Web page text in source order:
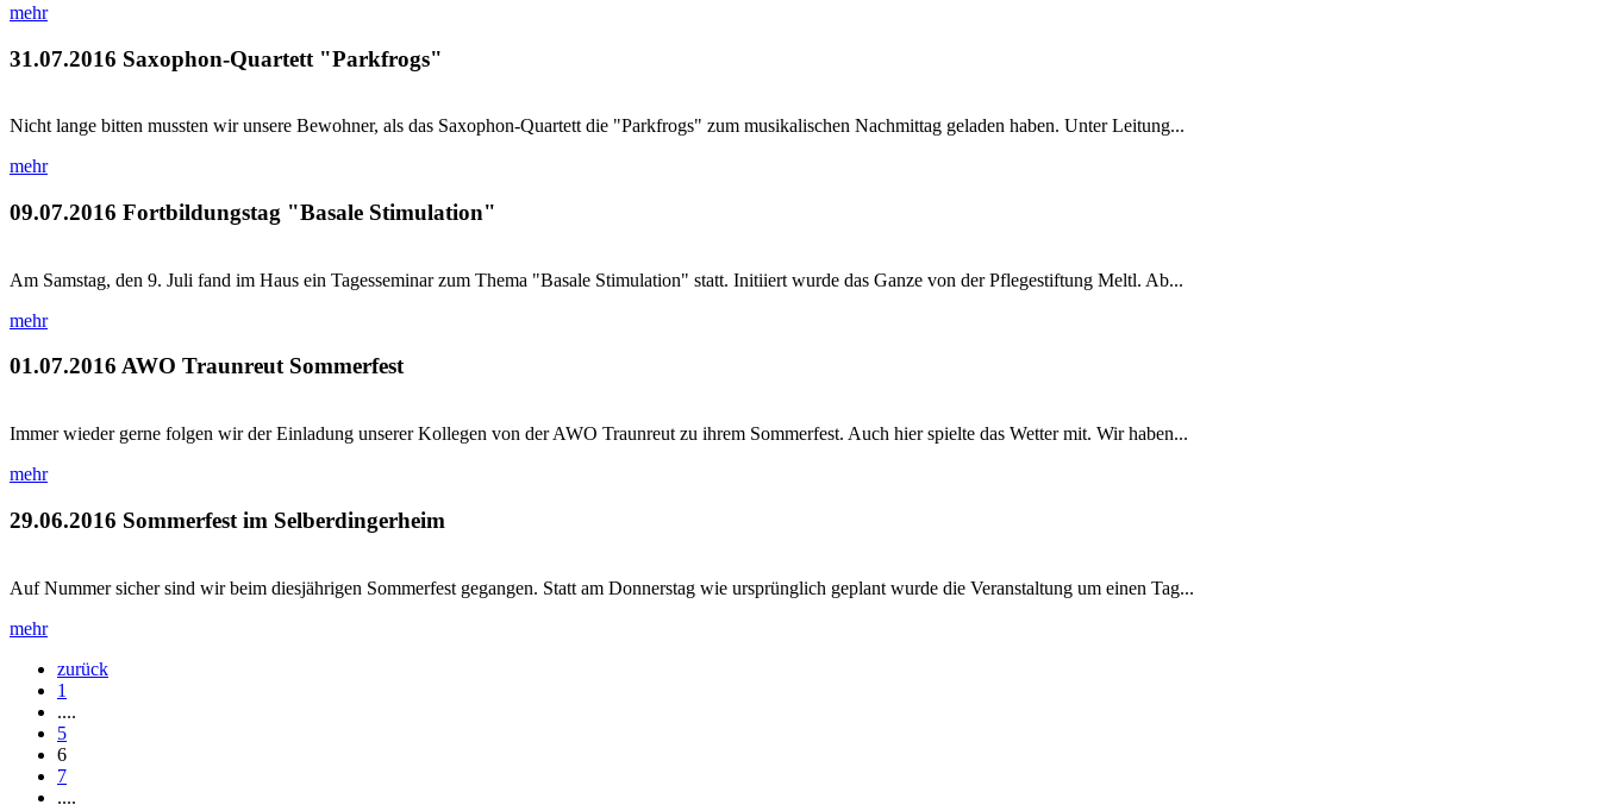
mehr
31.07.2016 Saxophon-Quartett "Parkfrogs"
Nicht lange bitten mussten wir unsere Bewohner, als das Saxophon-Quartett die "Parkfrogs" zum musikalischen Nachmittag geladen haben. Unter Leitung...
mehr
09.07.2016 Fortbildungstag "Basale Stimulation"
Am Samstag, den 9. Juli fand im Haus ein Tagesseminar zum Thema "Basale Stimulation" statt. Initiiert wurde das Ganze von der Pflegestiftung Meltl. Ab...
mehr
01.07.2016 AWO Traunreut Sommerfest
Immer wieder gerne folgen wir der Einladung unserer Kollegen von der AWO Traunreut zu ihrem Sommerfest. Auch hier spielte das Wetter mit. Wir haben...
mehr
29.06.2016 Sommerfest im Selberdingerheim
Auf Nummer sicher sind wir beim diesjährigen Sommerfest gegangen. Statt am Donnerstag wie ursprünglich geplant wurde die Veranstaltung um einen Tag...
mehr
zurück
1
....
5
6
7
....